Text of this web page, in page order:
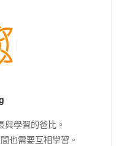
與學習的爸比。
也需要互相學習。